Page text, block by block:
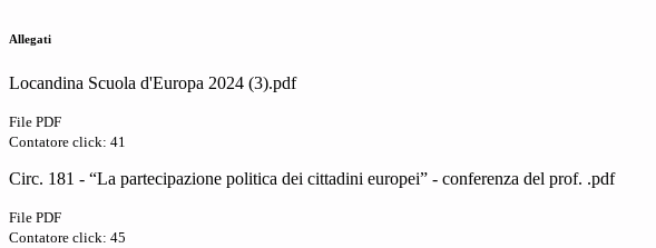
Allegati
Locandina Scuola d'Europa 2024 (3).pdf
File PDF
Contatore click: 41
Circ. 181 - “La partecipazione politica dei cittadini europei” - conferenza del prof. .pdf
File PDF
Contatore click: 45